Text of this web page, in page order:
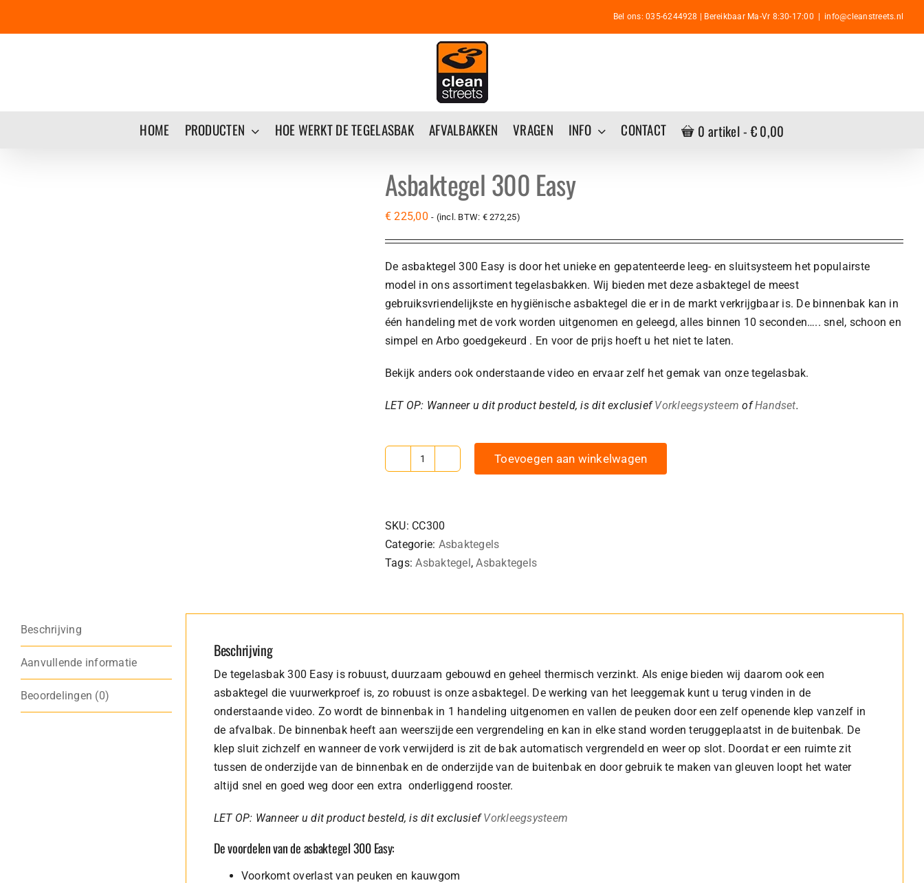
Bel ons: 035-6244928 | Bereikbaar Ma-Vr 8:30-17:00 info@cleanstreets.nl
HOME PRODUCTEN HOE WERKT DE TEGELASBAK AFVALBAKKEN VRAGEN INFO CONTACT 0 artikel € 0,00
Asbaktegel 300 Easy
€ 225,00 - (incl. BTW: €272,25)
De asbaktegel 300 Easy is door het unieke en gepatenteerde leeg- en sluitsysteem het populairste
model in ons assortiment tegelasbakken. Wij bieden met deze asbaktegel de meest
gebruiksvriendelijkste en hygiënische asbaktegel die er in de markt verkrijgbaar is. De binnenbak kan in
één handeling met de vork worden uitgenomen en geleegd, alles binnen 10 seconden….. snel, schoon en
simpel en Arbo goedgekeurd . En voor de prijs hoeft u het niet te laten.
Bekijk anders ook onderstaande video en ervaar zelf het gemak van onze tegelasbak.
LET OP: Wanneer u dit product besteld, is dit exclusiefVorkleegsysteem ofHandset.
Asbaktegel
aantal
Toevoegen aan winkelwagen
SKU: CC300
Categorie: Asbaktegels
Tags:Asbaktegel,Asbaktegels
Beschrijving
Aanvullende informatie
Beoordelingen (0)
Beschrijving
De tegelasbak 300 Easy is robuust, duurzaam gebouwd en geheel thermisch verzinkt. Als enige bieden wij daarom ook een
asbaktegel die vuurwerkproef is, zo robuust is onze asbaktegel. De werking van het leeggemak kunt u terug vinden in de
onderstaande video. Zo wordt de binnenbak in 1 handeling uitgenomen en vallen de peuken door een zelf openende klep vanzelf in
de afvalbak. De binnenbak heeft aan weerszijde een vergrendeling en kan in elke stand worden teruggeplaatst in de buitenbak. De
klep sluit zichzelf en wanneer de vork verwijderd is zit de bak automatisch vergrendeld en weer op slot. Doordat er een ruimte zit
tussen de onderzijde van de binnenbak en de onderzijde van de buitenbak en door gebruik te maken van gleuven loopt het water
altijd snel en goed weg door een extra onderliggend rooster.
LET OP: Wanneer u dit product besteld, is dit exclusiefVorkleegsysteem
De voordelen van de asbaktegel 300 Easy:
Voorkomt overlast van peuken en kauwgom